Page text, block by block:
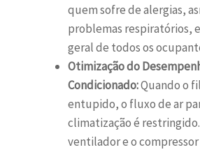
quem sofre de alergias,
problemas respiratórios,
geral de todos os
Otimização do
Condicionado:Quando o
entupido, o fluxo de ar
climatização é
ventilador e o